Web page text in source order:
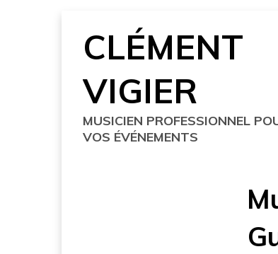
CLÉMENT
VIGIER
MUSICIEN PROFESSIONNEL
VOS ÉVÉNEMENTS